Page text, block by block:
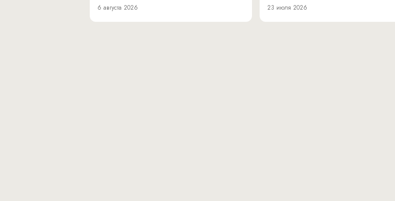
6 августа 2026 23 июля 2026